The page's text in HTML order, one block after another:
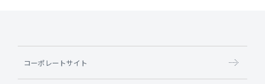
コーポレートサイト